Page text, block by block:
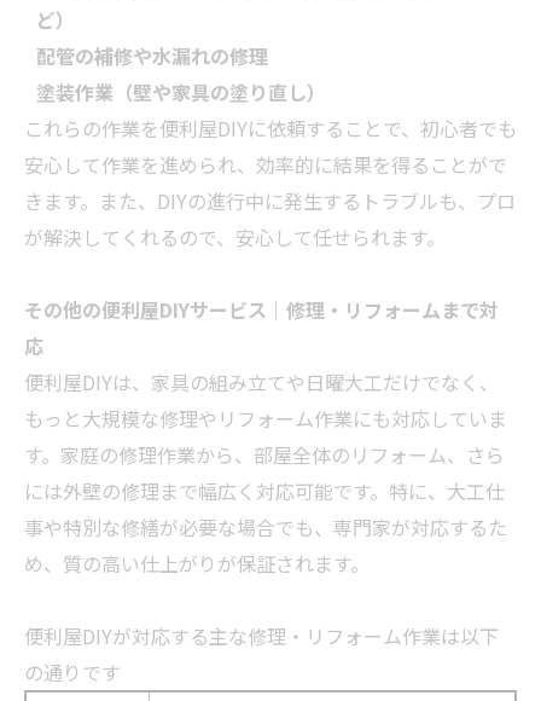
ど）
配管の補修や水漏れの修理
塗装作業（壁や家具の塗り直し）
これらの作業を便利屋DIYに依頼することで、初心者でも
安心して作業を進められ、効率的に結果を得ることがで
きます。また、DIYの進行中に発生するトラブルも、プロ
が解決してくれるので、安心して任せられます。
その他の便利屋DIYサービス｜修理・ リフォームまで対
応
便利屋DIYは、家具の組み立てや日曜大工だけでなく、
もっと大規模な修理や リフォーム作業にも対応していま
す。家庭の修理作業から、部屋全体の リフォーム、さら
には外壁の修理まで幅広く対応可能です。特に、大工仕
事や特別な修繕が必要な場合でも、専門家が対応するた
め、質の高い仕上がりが保証されます。
便利屋DIYが対応する主な修理・ リフォーム作業は以下
の通りです